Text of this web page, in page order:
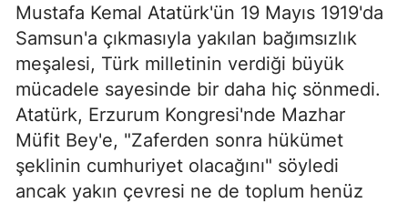
Mustafa Kemal Atatürk'ün 19 Mayıs 1919'da
Samsun'a çıkmasıyla yakılan bağımsızlık
meşalesi, Türk milletinin verdiği büyük
mücadele sayesinde bir daha hiç sönmedi.
Atatürk, Erzurum Kongresi'nde Mazhar
Müfit Bey'e, "Zaferden sonra hükümet
şeklinin cumhuriyet olacağını" söyledi
ancak yakın çevresi ne de toplum henüz